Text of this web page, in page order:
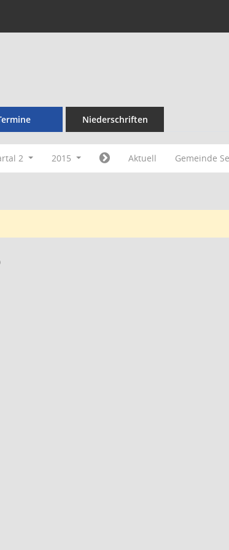
Niederschriften
2 2015 Aktuell Gemeinde